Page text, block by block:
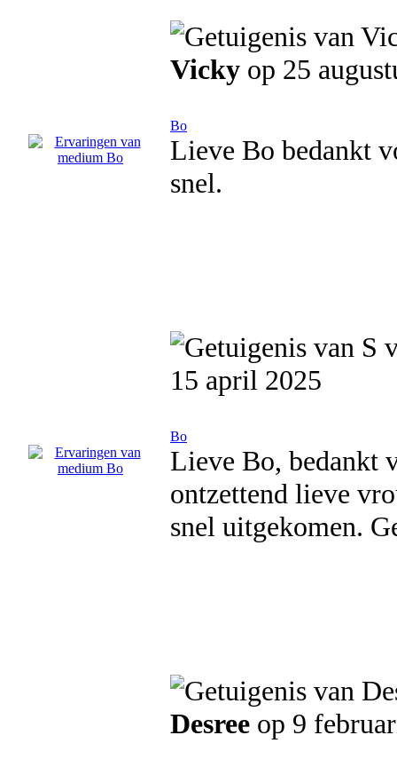
Vicky op 25
Bo
Lieve Bo bedankt
snel.
15 april 2025
Bo
Lieve Bo, bedankt
ontzettend lieve
snel uitgekomen.
Desree op 9